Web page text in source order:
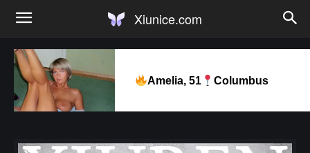
Xiunice.com
Amelia, 51 Columbus